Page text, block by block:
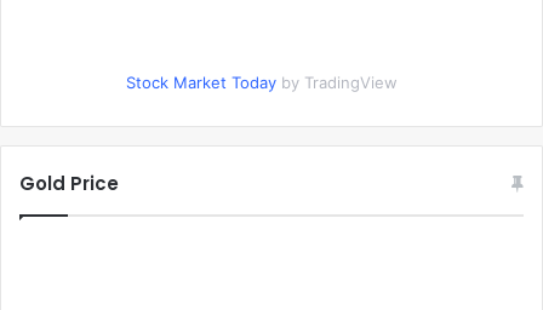
Stock Market Today by TradingView
Gold Price